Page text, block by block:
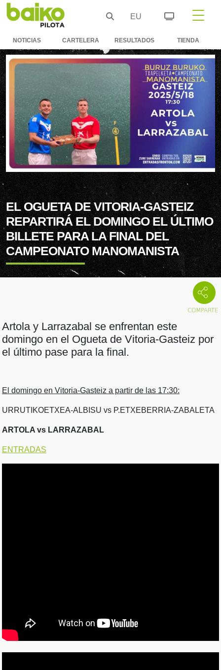
EU
NOTICIAS CARTELERA RESULTADOS TIENDA
EL OGUETA DE VITORIA-GASTEIZ
REPARTIRÁ EL DOMINGO EL ÚLTIMO
BILLETE PARA LA FINAL DEL
CAMPEONATO MANOMANISTA
Artola y Larrazabal se enfrentan este
domingo en el Ogueta de Vitoria-Gasteiz por
el último pase para la final.
El domingo en Vitoria-Gasteiz a partir de las 17:30:
URRUTIKOETXEA-ALBISU vs P.ETXEBERRIA-ZABALETA
ARTOLA vs LARRAZABAL
ENTRADAS